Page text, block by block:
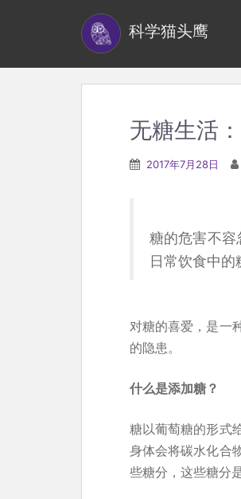
科学猫头鹰
无糖生活
2017年7月28日
糖的危害不
日常饮食中的
对糖的喜爱，是一
的隐患。
什么是添加糖？
糖以葡萄糖的形式
身体会将碳水化合
些糖分，这些糖分